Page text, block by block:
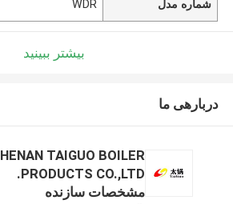
شماره مدل WDR
بیشتر ببینید
دربارهی ما
HENAN TAIGUO BOILER
PRODUCTS CO.,LTD.
مشخصات سازنده